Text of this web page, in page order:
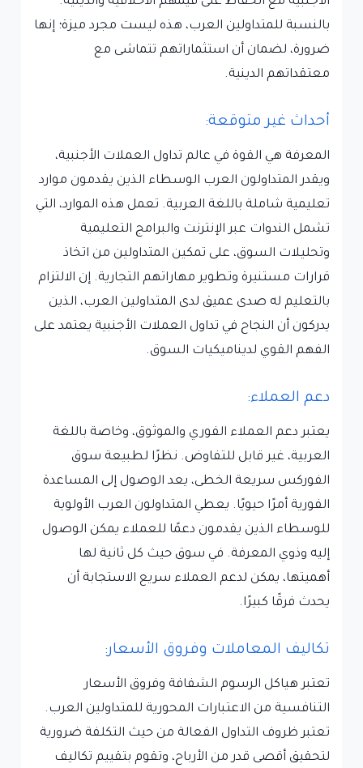
بالنسبة للمتداولين العرب، هذه ليست مجرد ميزة؛ إنها
ضرورة، لضمان أن استثماراتهم تتماشى مع
معتقداتهم الدينية.
أحداث غير متوقعة:
المعرفة هي القوة في عالم تداول العملات الأجنبية،
ويقدر المتداولون العرب الوسطاء الذين يقدمون موارد
تعليمية شاملة باللغة العربية. تعمل هذه الموارد، التي
تشمل الندوات عبر الإنترنت والبرامج التعليمية
وتحليلات السوق، على تمكين المتداولين من اتخاذ
قرارات مستنيرة وتطوير مهاراتهم التجارية. إن الالتزام
بالتعليم له صدى عميق لدى المتداولين العرب، الذين
يدركون أن النجاح في تداول العملات الأجنبية يعتمد على
الفهم القوي لديناميكيات السوق.
دعم العملاء:
يعتبر دعم العملاء الفوري والموثوق، وخاصة باللغة
العربية، غير قابل للتفاوض. نظرًا لطبيعة سوق
الفوركس سريعة الخطى، يعد الوصول إلى المساعدة
الفورية أمرًا حيويًا. يعطي المتداولون العرب الأولوية
للوسطاء الذين يقدمون دعمًا للعملاء يمكن الوصول
إليه وذوي المعرفة. في سوق حيث كل ثانية لها
أهميتها، يمكن لدعم العملاء سريع الاستجابة أن
يحدث فرقًا كبيرًا.
تكاليف المعاملات وفروق الأسعار:
تعتبر هياكل الرسوم الشفافة وفروق الأسعار
التنافسية من الاعتبارات المحورية للمتداولين العرب.
تعتبر ظروف التداول الفعالة من حيث التكلفة ضرورية
لتحقيق أقصى قدر من الأرباح، وتقوم بتقييم تكاليف